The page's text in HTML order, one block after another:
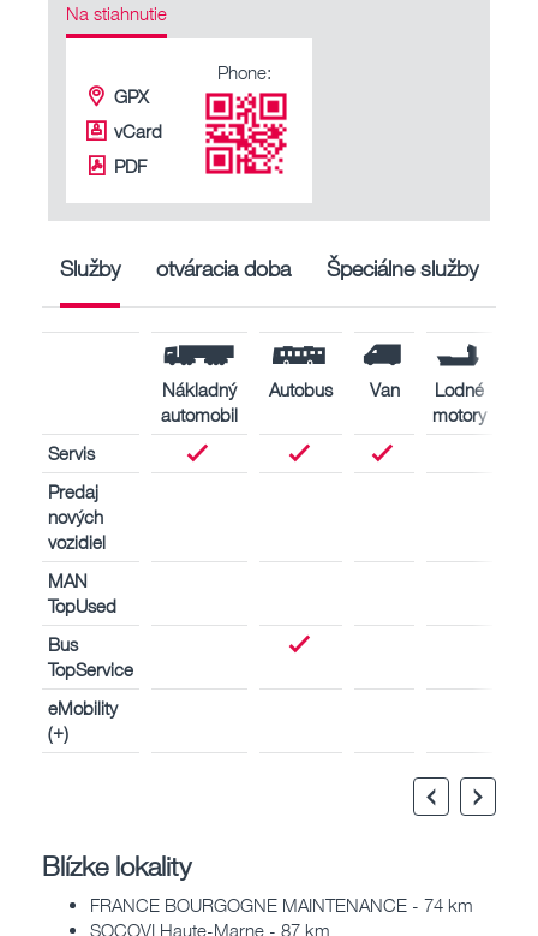
Na stiahnutie
GPX
vCard
PDF
Phone:
Služby otváracia doba Špeciálne služby
Nákladný
automobil
Autobus Van
Lodné
motory
Servis
Predaj
nových
vozidiel
MAN
TopUsed
Bus
TopService
eMobility
(+)
Blízke lokality
FRANCE BOURGOGNE MAINTENANCE - 74 km
SOCOVI Haute-Marne - 87 km